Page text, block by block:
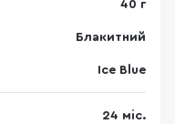
40 г
Блакитний
Ice Blue
24 міс.